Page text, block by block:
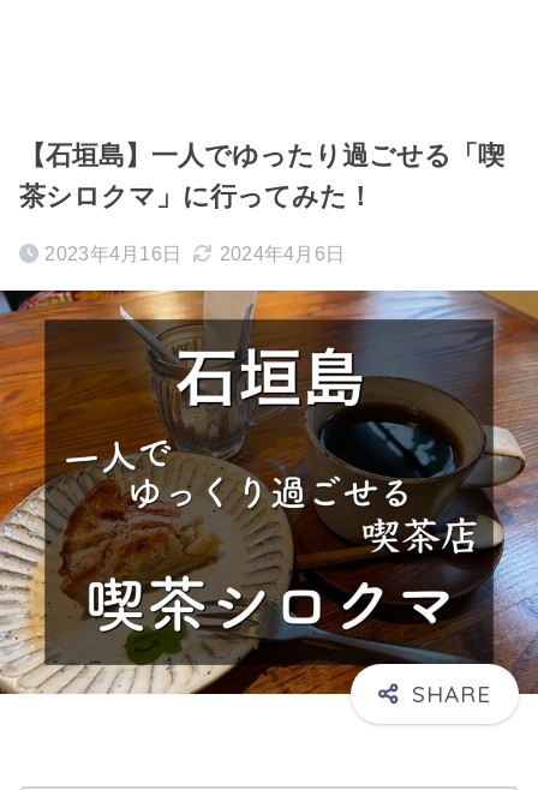
【石垣島】一人でゆったり過ごせる「喫
茶シロクマ」に行ってみた！
2023年4月16日 2024年4月6日